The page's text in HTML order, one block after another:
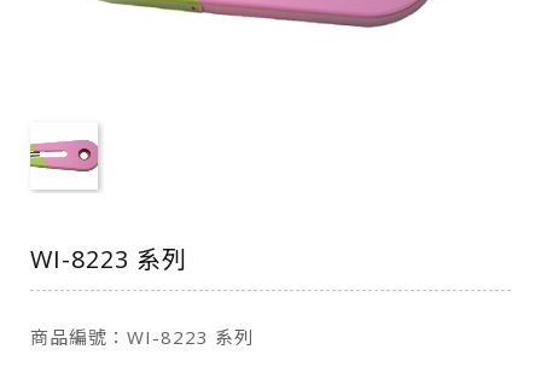
WI-8223 系列
商品編號：WI-8223 系列